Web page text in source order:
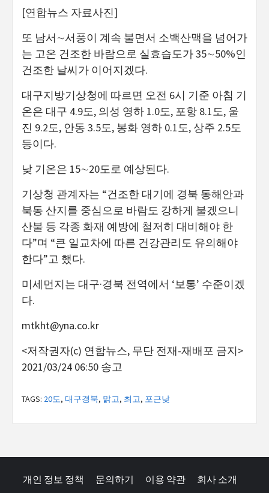
[연합뉴스 자료사진]
또 남서∼서풍이 계속 불면서 소백산맥을 넘어가
는 고온 건조한 바람으로 실효습도가 35∼50%인
건조한 날씨가 이어지겠다.
대구지방기상청에 따르면 오전 6시 기준 아침 기
온은 대구 4.9도, 의성 영하 1.0도, 포항 8.1도, 울
진 9.2도, 안동 3.5도, 봉화 영하 0.1도, 상주 2.5도
등이다.
낮 기온은 15∼20도로 예상된다.
기상청 관계자는 “건조한 대기에 경북 동해안과
북동 산지를 중심으로 바람도 강하게 불겠으니
산불 등 각종 화재 예방에 철저히 대비해야 한
다”며 “큰 일교차에 따른 건강관리도 유의해야
한다”고 했다.
미세먼지는 대구·경북 전역에서 ‘보통’ 수준이겠
다.
mtkht@yna.co.kr
<저작권자(c) 연합뉴스, 무단 전재-재배포 금지>
2021/03/24 06:50 송고
TAGS: 20도, 대구경북, 맑고, 최고, 포근낮
개인 정보 정책 문의하기 이용 약관 회사 소개